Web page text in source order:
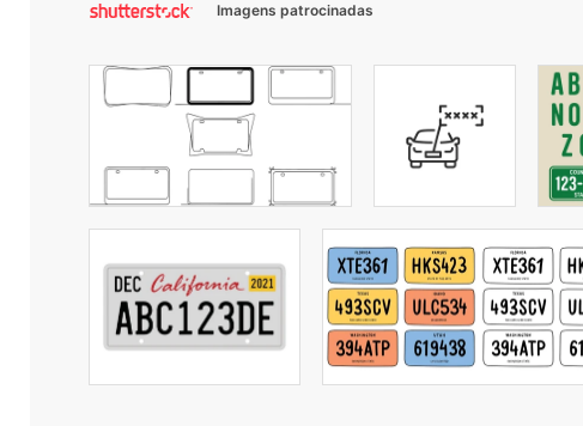
Imagens patrocinadas